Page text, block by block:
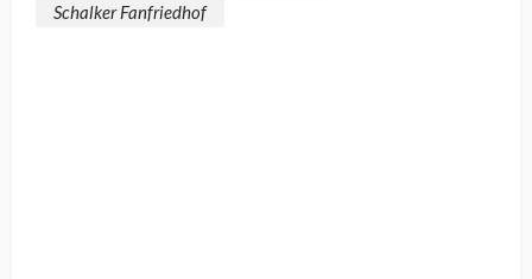
Schalker Fanfriedhof